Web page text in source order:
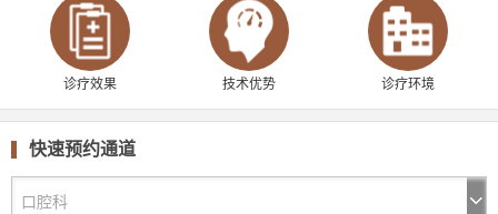
诊疗效果 技术优势 诊疗环境
快速预约通道